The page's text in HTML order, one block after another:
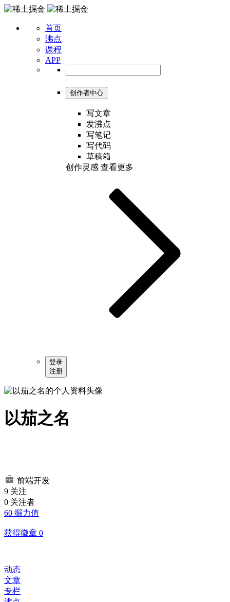
首页
沸点
课程
APP
创作者中心
写文章
发沸点
写笔记
写代码
草稿箱
创作灵感 查看更多
登录
注册
以茄之名
前端开发
9 关注
0 关注者
60 掘力值
获得徽章 0
动态
文章
专栏